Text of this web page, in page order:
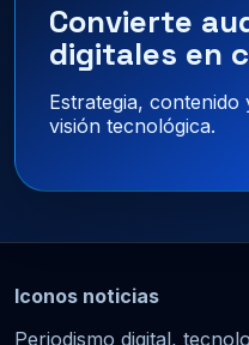
Convierte
digitales en
Estrategia,
visión tecnológica.
Iconos noticias
Periodismo digital,